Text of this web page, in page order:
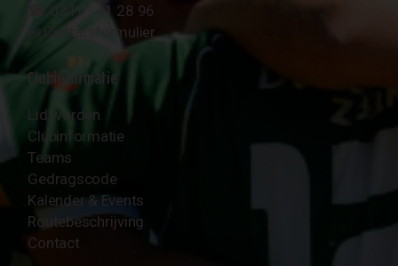
☎︎ 0341 - 41 28 96
✉︎ Contactformulier
Clubinformatie
Lid worden
Clubinformatie
Teams
Gedragscode
Kalender & Events
Routebeschrijving
Contact